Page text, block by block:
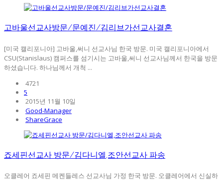
고바울선교사방문/문예진/김리브가선교사결혼
[미국 캘리포니아] 고바울,써니 선교사님 한국 방문. 미국 캘리포니아에서
CSU(Stanislaus) 캠퍼스를 섬기시는 고바울,써니 선교사님께서 한국을 방문
하셨습니다. 하나님께서 개척 ...
4721
5
2015년 11월 10일
Good-Manager
ShareGrace
죠세핀선교사 방문/김다니엘,조안선교사 파송
오클레어 죠세핀 메켄들레스 선교사님 가정 한국 방문. 오클레어에서 신실하